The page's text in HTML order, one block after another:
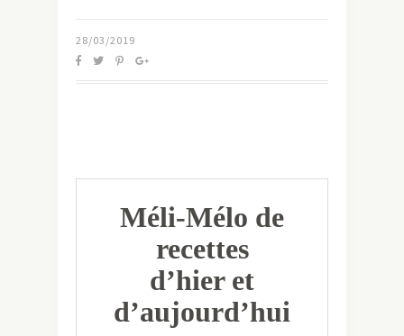
28/03/2019
Méli-Mélo de
recettes
d’hier et
d’aujourd’hui